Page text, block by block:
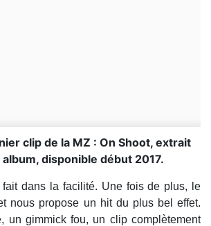
clip de la MZ : On Shoot, extrait
disponible début 2017.
dans la facilité. Une fois de plus, le
nous propose un hit du plus bel effet.
un gimmick fou, un clip complètement